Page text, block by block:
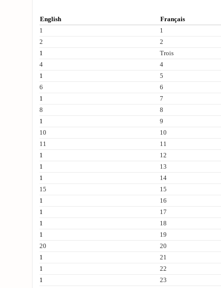
English
Français
1
1
2
2
1
Trois
4
4
1
5
6
6
1
7
8
8
1
9
10
10
11
11
1
12
1
13
1
14
15
15
1
16
1
17
1
18
1
19
20
20
1
21
1
22
1
23